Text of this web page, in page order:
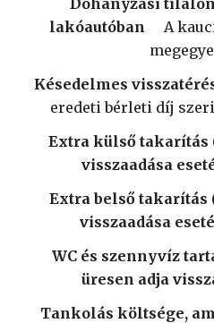
Dohányzási
lakóautóban
A
Késedelmes
eredeti bérleti díj
Extra külső takarítás
visszaadása
Extra belső takarítás
visszaadása
WC és szennyvíz
üresen adja
Tankolás költsége,